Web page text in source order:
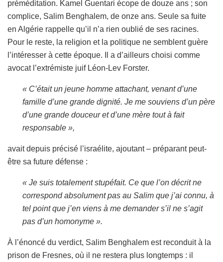
préméditation. Kamel Guentari écope de douze ans ; son
complice, Salim Benghalem, de onze ans. Seule sa fuite
en Algérie rappelle qu’il n’a rien oublié de ses racines.
Pour le reste, la religion et la politique ne semblent guère
l’intéresser à cette époque. Il a d’ailleurs choisi comme
avocat l’extrémiste juif Léon-Lev Forster.
« C’était un jeune homme attachant, venant d’une
famille d’une grande dignité. Je me souviens d’un père
d’une grande douceur et d’une mère tout à fait
responsable »,
avait depuis précisé l’israélite, ajoutant – préparant peut-
être sa future défense :
« Je suis totalement stupéfait. Ce que l’on décrit ne
correspond absolument pas au Salim que j’ai connu, à
tel point que j’en viens à me demander s’il ne s’agit
pas d’un homonyme ».
À l’énoncé du verdict, Salim Benghalem est reconduit à la
prison de Fresnes, où il ne restera plus longtemps : il